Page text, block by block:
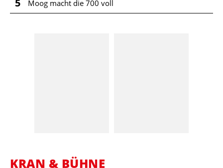
5 Moog macht die 700 voll
KRAN & BÜHNE